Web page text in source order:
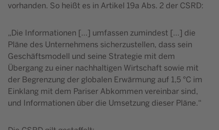
vorhanden. So heißt es in Artikel 19a Abs. 2 der CSRD:
„Die Informationen […] umfassen zumindest […] die
Pläne des Unternehmens sicherzustellen, dass sein
Geschäftsmodell und seine Strategie mit dem
Übergang zu einer nachhaltigen Wirtschaft sowie mit
der Begrenzung der globalen Erwärmung auf 1,5 °C im
Einklang mit dem Pariser Abkommen vereinbar sind,
und Informationen über die Umsetzung dieser Pläne.“